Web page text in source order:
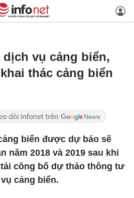
vụ cảng biển,
thác cảng biển
biển được dự báo sẽ
năm 2018 và 2019 sau khi
công bố dự thảo thông tư
cảng biển.